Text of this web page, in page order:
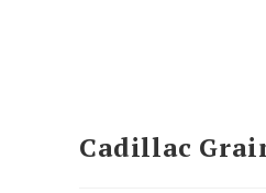
Cadillac